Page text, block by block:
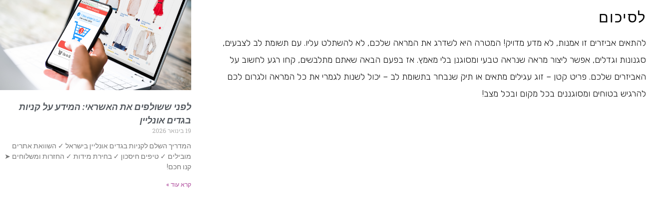
לסיכום
להתאים אביזרים זו אמנות, לא מדע מדויק! המטרה היא לשדרג את המראה שלכם, לא להשתלט עליו. עם תשומת לב לצבעים,
סגנונות וגדלים, אפשר ליצור מראה שנראה טבעי ומסוגנן בלי מאמץ. אז בפעם הבאה שאתם מתלבשים, קחו רגע לחשוב על
האביזרים שלכם. פריט קטן – זוג עגילים מתאים או תיק שנבחר בתשומת לב – יכול לשנות לגמרי את כל המראה ולגרום לכם
להרגיש בטוחים ומסוגננים בכל מקום ובכל מצב!
לפני ששולפים את האשראי: המידע על קניות
בגדים אונליין
19 בינואר 2026
המדריך השלם לקניות בגדים אונליין בישראל ✓ השוואת אתרים
מובילים ✓ טיפים חיסכון ✓ בחירת מידות ✓ החזרות ומשלוחים ➤
קנו חכם!
קרא עוד »